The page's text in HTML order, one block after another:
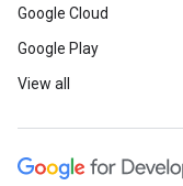
Google Cloud
Google Play
View all